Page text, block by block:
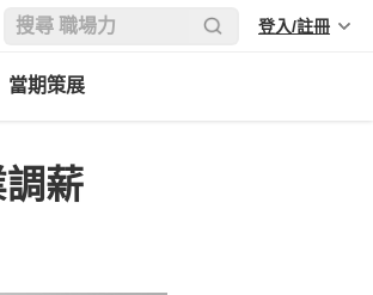
登入/註冊
當期策展
薪